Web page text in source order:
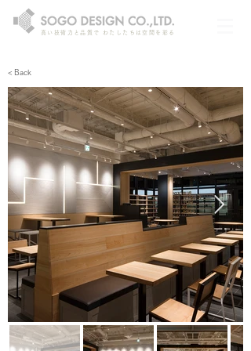
高い技術力と品質で わたしたちは空間を彩る
< Back